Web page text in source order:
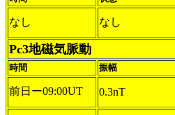
なし なし
Pc3地磁気脈動
時間 振幅
前日ー09:00UT 0.3nT